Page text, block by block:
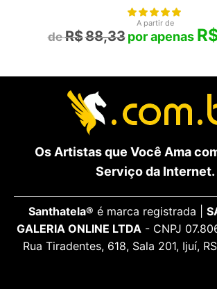
A partir de
R$88,33
Os Artistas que Você Ama
Serviço da Internet.
Santhatela® é marca registrada |
GALERIA ONLINE LTDA - CNPJ
Rua Tiradentes, 618, Sala 201, Ijuí,